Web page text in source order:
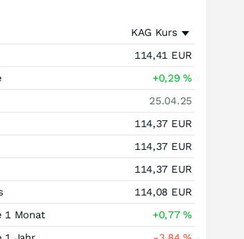
KAG Kurs
114,41 EUR
+0,29%
25.04.25
114,37 EUR
114,37 EUR
114,37 EUR
114,08 EUR
1 Monat
+0,77%